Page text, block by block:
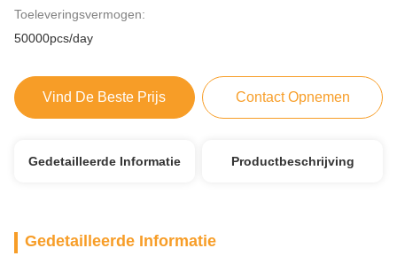
Toeleveringsvermogen:
50000pcs/day
Vind De Beste Prijs Contact Opnemen
Gedetailleerde Informatie Productbeschrijving
Gedetailleerde Informatie